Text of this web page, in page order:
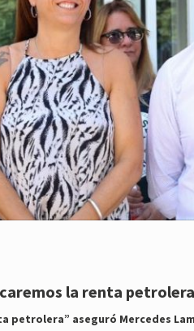
la renta
petrolera” aseguró Mercedes